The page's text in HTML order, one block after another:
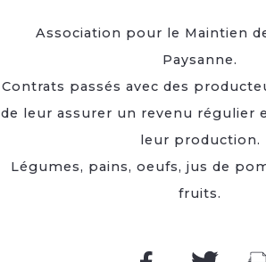
Association pour le Maintien
Paysanne.
Contrats passés avec des
de leur assurer un revenu régulier
leur production.
Légumes, pains, oeufs, jus de
fruits.